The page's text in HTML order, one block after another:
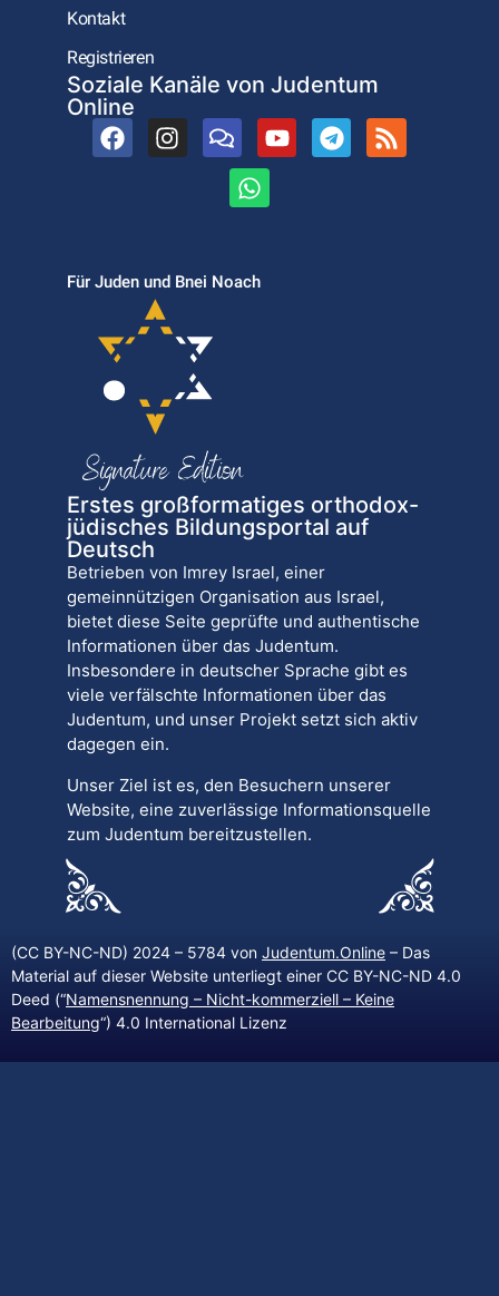
Kontakt
Registrieren
Soziale Kanäle von Judentum
Online
Für Juden und Bnei Noach
Erstes großformatiges orthodox-
jüdisches Bildungsportal auf
Deutsch
Betrieben von Imrey Israel, einer
gemeinnützigen Organisation aus Israel,
bietet diese Seite geprüfte und authentische
Informationen über das Judentum.
Insbesondere in deutscher Sprache gibt es
viele verfälschte Informationen über das
Judentum, und unser Projekt setzt sich aktiv
dagegen ein.
Unser Ziel ist es, den Besuchern unserer
Website, eine zuverlässige Informationsquelle
zum Judentum bereitzustellen.
(CC BY-NC-ND) 2024 – 5784 von Judentum.Online – Das
Material auf dieser Website unterliegt einer CC BY-NC-ND 4.0
Deed (“Namensnennung – Nicht-kommerziell – Keine
Bearbeitung“) 4.0 International Lizenz